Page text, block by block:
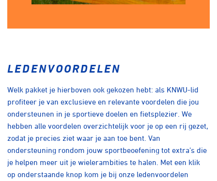
LEDENVOORDELEN
Welk pakket je hierboven ook gekozen hebt: als KNWU-lid
profiteer je van exclusieve en relevante voordelen die jou
ondersteunen in je sportieve doelen en fietsplezier. We
hebben alle voordelen overzichtelijk voor je op een rij gezet,
zodat je precies ziet waar je aan toe bent. Van
ondersteuning rondom jouw sportbeoefening tot extra’s die
je helpen meer uit je wielerambities te halen. Met een klik
op onderstaande knop kom je bij onze ledenvoordelen